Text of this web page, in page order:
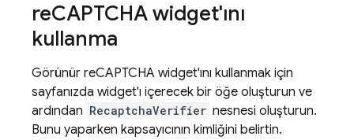
reCAPTCHA widget'ını
kullanma
Görünür reCAPTCHA widget'ını kullanmak için
sayfanızda widget'ı içerecek bir öğe oluşturun ve
ardından RecaptchaVerifier nesnesi oluşturun.
Bunu yaparken kapsayıcının kimliğini belirtin.